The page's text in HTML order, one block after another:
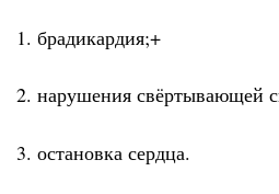
1. брадикардия;+
2. нарушения свёртывающей
3. остановка сердца.